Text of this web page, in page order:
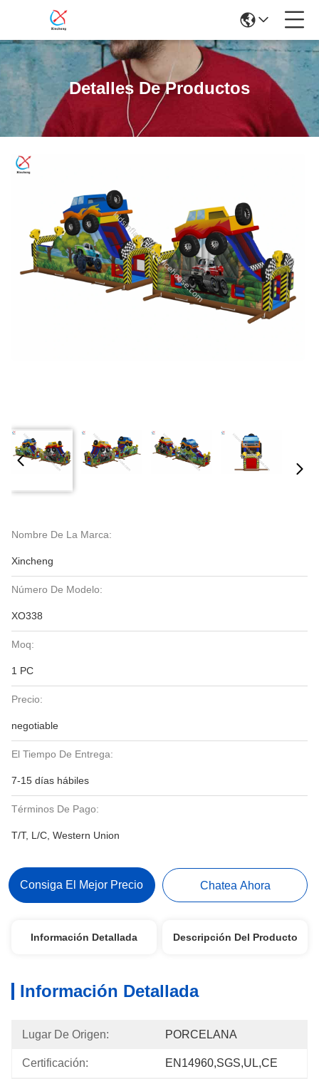
Detalles De Productos
Nombre De La Marca:
Xincheng
Número De Modelo:
XO338
Moq:
1 PC
Precio:
negotiable
El Tiempo De Entrega:
7-15 días hábiles
Términos De Pago:
T/T, L/C, Western Union
Consiga El Mejor Precio Chatea Ahora
Información Detallada Descripción Del Producto
Información Detallada
Lugar De Origen: PORCELANA
Certificación: EN14960,SGS,UL,CE